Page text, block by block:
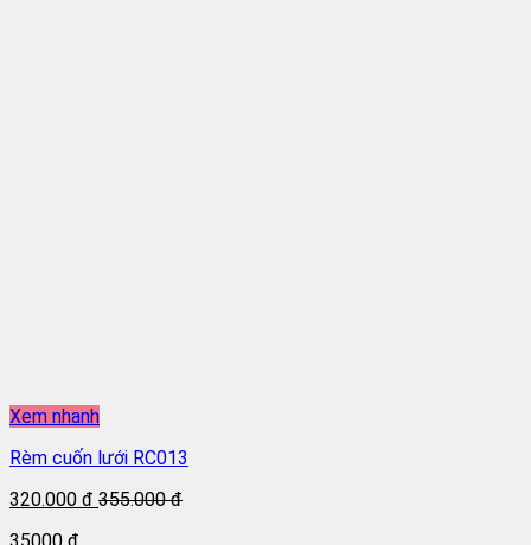
Xem nhanh
Rèm cuốn lưới RC013
320.000 đ 355.000 đ